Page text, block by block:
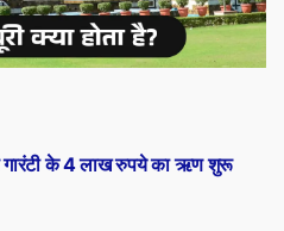
गारंटी के 4 लाख रुपये का ऋण शुरू